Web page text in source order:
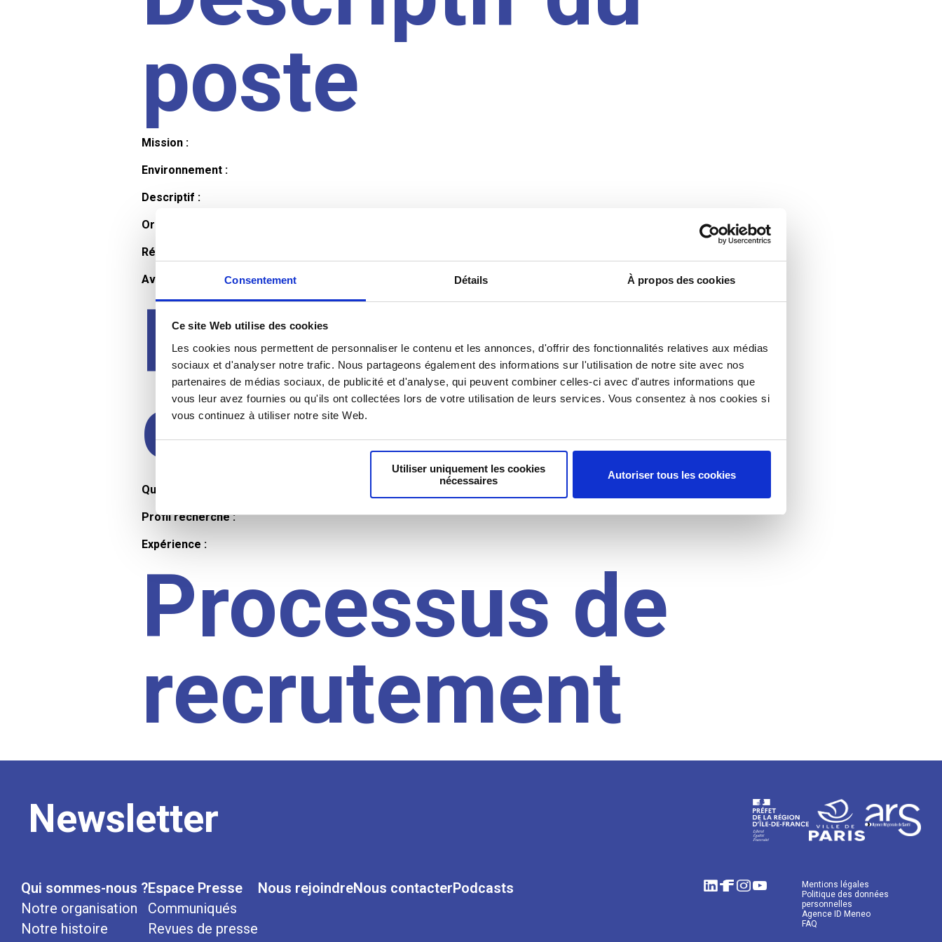
Consentement Détails À propos des cookies
Ce site Web utilise des cookies
Les cookies nous permettent de personnaliser le contenu et les annonces, d'offrir des fonctionnalités relatives aux médias
sociaux et d'analyser notre trafic. Nous partageons également des informations sur l'utilisation de notre site avec nos
partenaires de médias sociaux, de publicité et d'analyse, qui peuvent combiner celles-ci avec d'autres informations que
vous leur avez fournies ou qu'ils ont collectées lors de votre utilisation de leurs services. Vous consentez à nos cookies si
vous continuez à utiliser notre site Web.
Utiliser uniquement les cookies
nécessaires
Autoriser tous les cookies
poste
Mission :
Environnement :
Descriptif :
Organisation et horaires :
Rémunération :
Avantages :
Profil du
candidat
Qualifications et diplômes :
Profil recherché :
Expérience :
Processus de
recrutement
Newsletter
Qui sommes-nous ?
Notre organisation
Notre histoire
Espace Presse
Communiqués
Revues de presse
Nous rejoindreNous contacterPodcasts
Mentions légales
Politique des données
personnelles
Agence ID Meneo
FAQ